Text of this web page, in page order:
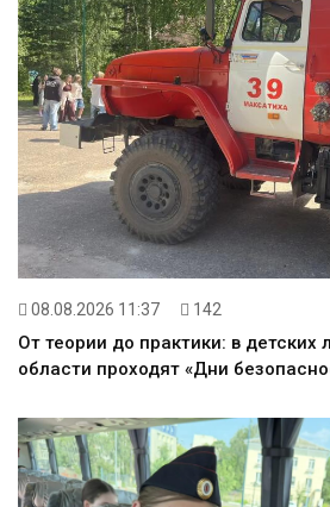
08.08.2026 11:37 142
От теории до практики: в детских
области проходят «Дни